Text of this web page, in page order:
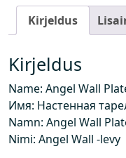
p
l
a
a
t
k
o
Kirjeldus
Kirjeldus
Name: Angel Wall
Имя: Настенная
Namn: Angel Wall
Nimi: Angel Wall -levy